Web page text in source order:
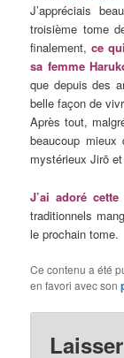
J’appréciais
troisième tome
finalement,ce
sa femme
que depuis des
belle façon de
Après tout,
beaucoup
mystérieux Jirō
J’ai adoré
traditionnels
le prochain tome.
Ce contenu a été
en favori avec son